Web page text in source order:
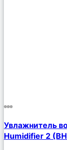
Описание
Избранное
Увлажнитель
Humidifier 2